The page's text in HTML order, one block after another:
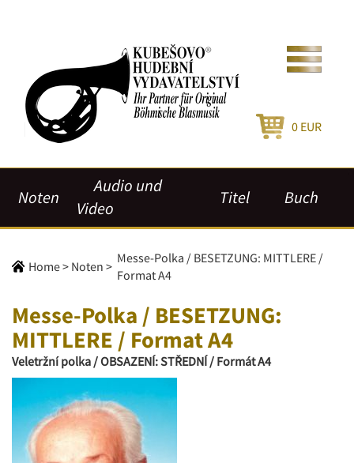
0 EUR
Noten
Audio und
Video
Titel Buch
Home> Noten >
Messe-Polka / BESETZUNG: MITTLERE /
Format A4
Messe-Polka / BESETZUNG:
MITTLERE / Format A4
Veletržní polka / OBSAZENÍ: STŘEDNÍ / Formát A4